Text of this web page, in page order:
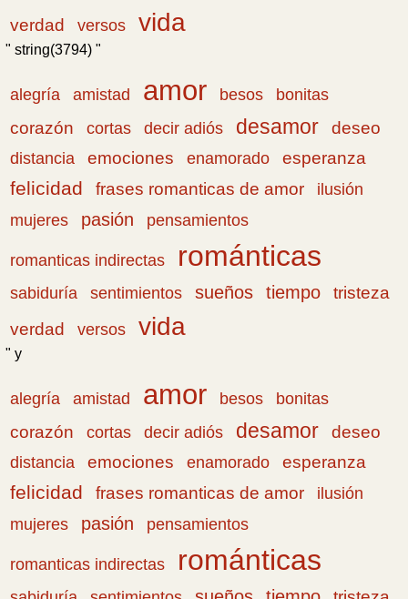
verdad
versos vida
" string(3794) "
alegría amistad amor besos
bonitas
corazón
cortas decir adiós desamor deseo
distancia emociones enamorado esperanza
felicidad frases romanticas de amor
ilusión
mujeres
pasión pensamientos
romanticas indirectas románticas
sabiduría sentimientos sueños tiempo
tristeza
verdad
versos vida
" y
alegría amistad amor besos
bonitas
corazón
cortas decir adiós desamor deseo
distancia emociones enamorado esperanza
felicidad frases romanticas de amor
ilusión
mujeres
pasión pensamientos
romanticas indirectas románticas